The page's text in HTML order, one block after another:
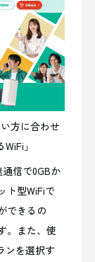
方に合わせ
」
通信で0GBか
ト型WiFiで
できるの
。また、使
ンを選択す